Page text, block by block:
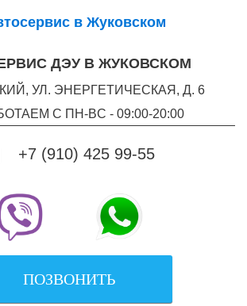
ДЭУ В ЖУКОВСКОМ
УЛ. ЭНЕРГЕТИЧЕСКАЯ, Д. 6
С ПН-ВC - 09:00-20:00
+7 (910) 425 99-55
ПОЗВОНИТЬ